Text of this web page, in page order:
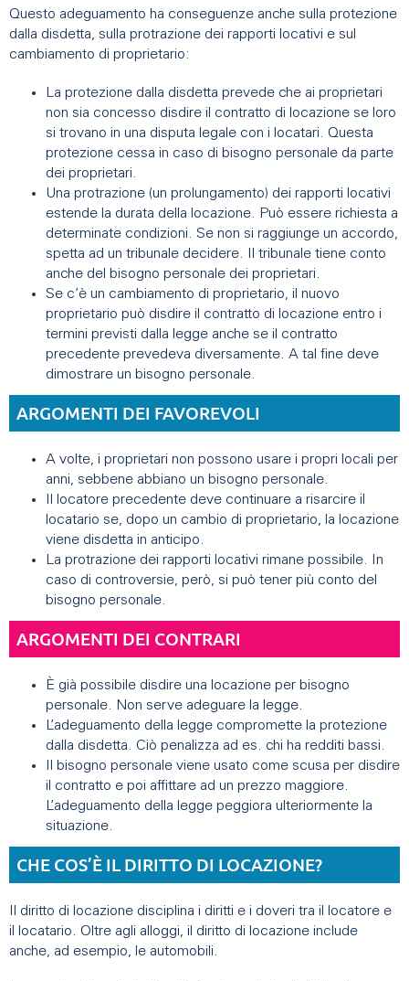
Questo adeguamento ha conseguenze anche sulla protezione
dalla disdetta, sulla protrazione dei rapporti locativi e sul
cambiamento di proprietario:
La protezione dalla disdetta prevede che ai proprietari
non sia concesso disdire il contratto di locazione se loro
si trovano in una disputa legale con i locatari. Questa
protezione cessa in caso di bisogno personale da parte
dei proprietari.
Una protrazione (un prolungamento) dei rapporti locativi
estende la durata della locazione. Può essere richiesta a
determinate condizioni. Se non si raggiunge un accordo,
spetta ad un tribunale decidere. Il tribunale tiene conto
anche del bisogno personale dei proprietari.
Se c’è un cambiamento di proprietario, il nuovo
proprietario può disdire il contratto di locazione entro i
termini previsti dalla legge anche se il contratto
precedente prevedeva diversamente. A tal fine deve
dimostrare un bisogno personale.
ARGOMENTI DEI FAVOREVOLI
A volte, i proprietari non possono usare i propri locali per
anni, sebbene abbiano un bisogno personale.
Il locatore precedente deve continuare a risarcire il
locatario se, dopo un cambio di proprietario, la locazione
viene disdetta in anticipo.
La protrazione dei rapporti locativi rimane possibile. In
caso di controversie, però, si può tener più conto del
bisogno personale.
ARGOMENTI DEI CONTRARI
È già possibile disdire una locazione per bisogno
personale. Non serve adeguare la legge.
L’adeguamento della legge compromette la protezione
dalla disdetta. Ciò penalizza ad es. chi ha redditi bassi.
Il bisogno personale viene usato come scusa per disdire
il contratto e poi affittare ad un prezzo maggiore.
L’adeguamento della legge peggiora ulteriormente la
situazione.
CHE COS’È IL DIRITTO DI LOCAZIONE?
Il diritto di locazione disciplina i diritti e i doveri tra il locatore e
il locatario. Oltre agli alloggi, il diritto di locazione include
anche, ad esempio, le automobili.